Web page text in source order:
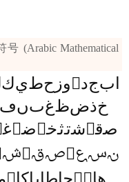
(Arabic Mathematical
𞸁
𞸂
𞸃
𞸄
𞸅
𞸆
𞸇
𞸈
𞸉
𞸊
𞸗
𞸘
𞸙
𞸚
𞸛
𞸜
𞸝
𞸞
𞸱
𞸲
𞸳
𞸴
𞸵
𞸶
𞸷
𞸸
𞸹
𞸺
𞸻
𞹍
𞹎
𞹏
𞹐
𞹑
𞹒
𞹓
𞹔